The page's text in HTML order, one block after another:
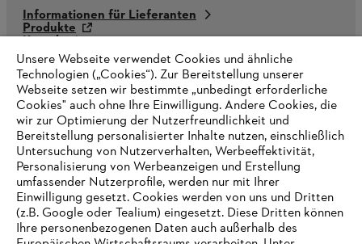
Informationen für Lieferanten
Produkte
Kontakt
Karriere
Hinweisgebersystem
Unsere Webseite verwendet Cookies und ähnliche
Technologien („Cookies“). Zur Bereitstellung unserer
Webseite setzen wir bestimmte „unbedingt erforderliche
Cookies" auch ohne Ihre Einwilligung. Andere Cookies, die
wir zur Optimierung der Nutzerfreundlichkeit und
Bereitstellung personalisierter Inhalte nutzen, einschließlich
Untersuchung von Nutzerverhalten, Werbeeffektivität,
Personalisierung von Werbeanzeigen und Erstellung
umfassender Nutzerprofile, werden nur mit Ihrer
Einwilligung gesetzt. Cookies werden von uns und Dritten
(z.B. Google oder Tealium) eingesetzt. Diese Dritten können
Ihre personenbezogenen Daten auch außerhalb des